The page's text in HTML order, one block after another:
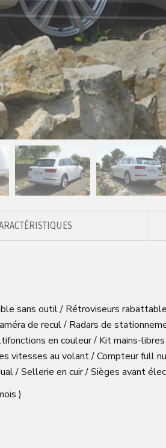
sans outil / Rétroviseurs
de recul / Radars de
en couleur / Kit mains-
vitesses au volant / Compteur full
/ Sellerie en cuir / Sièges avant
)